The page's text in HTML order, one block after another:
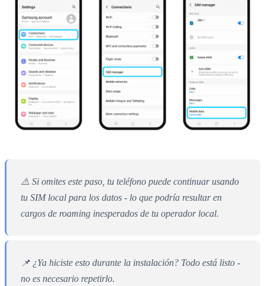
⚠️ Si omites este paso, tu teléfono puede continuar usando
tu SIM local para los datos - lo que podría resultar en
cargos de roaming inesperados de tu operador local.
📌 ¿Ya hiciste esto durante la instalación? Todo está listo -
no es necesario repetirlo.